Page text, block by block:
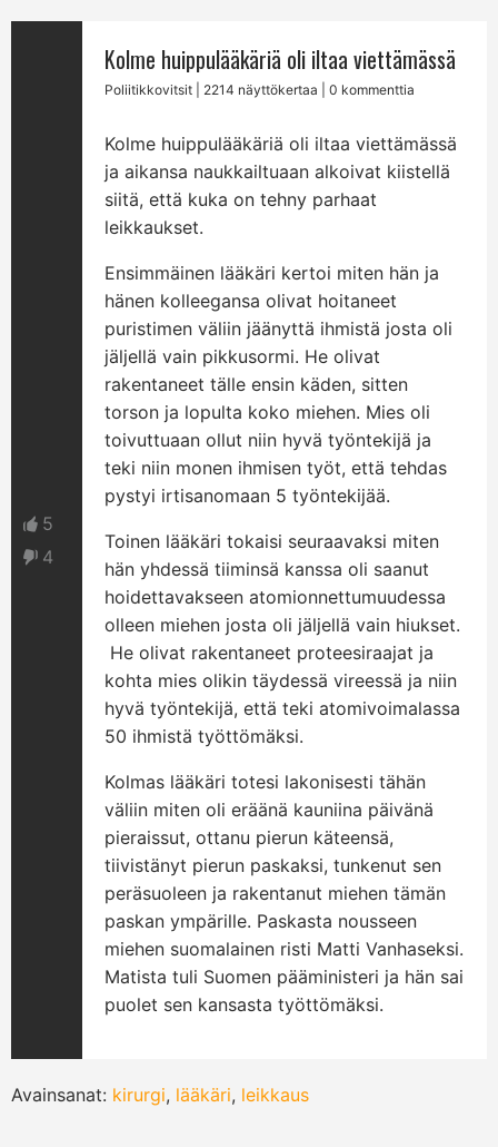
5
4
Kolme huippulääkäriä oli iltaa viettämässä
Poliitikkovitsit | 2214 näyttökertaa | 0 kommenttia
Kolme huippulääkäriä oli iltaa viettämässä
ja aikansa naukkailtuaan alkoivat kiistellä
siitä, että kuka on tehny parhaat
leikkaukset.
Ensimmäinen lääkäri kertoi miten hän ja
hänen kolleegansa olivat hoitaneet
puristimen väliin jäänyttä ihmistä josta oli
jäljellä vain pikkusormi. He olivat
rakentaneet tälle ensin käden, sitten
torson ja lopulta koko miehen. Mies oli
toivuttuaan ollut niin hyvä työntekijä ja
teki niin monen ihmisen työt, että tehdas
pystyi irtisanomaan 5 työntekijää.
Toinen lääkäri tokaisi seuraavaksi miten
hän yhdessä tiiminsä kanssa oli saanut
hoidettavakseen atomionnettumuudessa
olleen miehen josta oli jäljellä vain hiukset.
He olivat rakentaneet proteesiraajat ja
kohta mies olikin täydessä vireessä ja niin
hyvä työntekijä, että teki atomivoimalassa
50 ihmistä työttömäksi.
Kolmas lääkäri totesi lakonisesti tähän
väliin miten oli eräänä kauniina päivänä
pieraissut, ottanu pierun käteensä,
tiivistänyt pierun paskaksi, tunkenut sen
peräsuoleen ja rakentanut miehen tämän
paskan ympärille. Paskasta nousseen
miehen suomalainen risti Matti Vanhaseksi.
Matista tuli Suomen pääministeri ja hän sai
puolet sen kansasta työttömäksi.
Avainsanat: kirurgi, lääkäri, leikkaus